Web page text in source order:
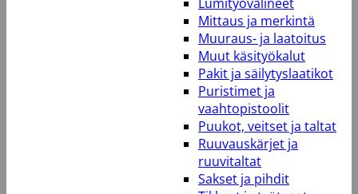
Mittaus ja merkintä
Muuraus- ja laatoitus
Muut käsityökalut
Pakit ja säilytyslaatikot
Puristimet ja
vaahtopistoolit
Puukot, veitset ja taltat
Ruuvauskärjet ja
ruuvitaltat
Sakset ja pihdit